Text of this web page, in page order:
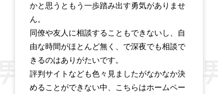
かと思うともう一歩踏み出す勇気がありませ
ん。
同僚や友人に相談することもできないし、自
由な時間がほとんど無く、で深夜でも相談で
きるのはありがたいです。
評判サイトなども色々見ましたがなかなか決
めることができない中、こちらはホームペー